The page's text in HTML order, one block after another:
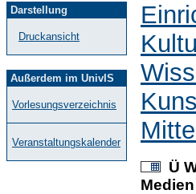
Darstellung
Druckansicht
Außerdem im UnivIS
Vorlesungsverzeichnis
Veranstaltungskalender
Ü